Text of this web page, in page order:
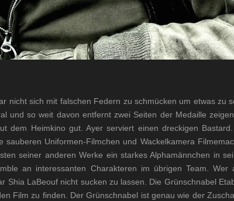
nicht sich mit falschen Federn zu schmücken um etwas zu
und so weit davon entfernt zwei Seiten der Medaille
dem Heimkino gut. Ayer serviert einen dreckigen
Uniformen-Filmchen und Wackelkamera
seiner anderen Werke ein starkes Alphamännchen in
an interessanten Charakteren im übrigen Team.
Shia LaBeouf nicht sucken zu lassen. Die Grünschnabel
Film zu finden. Der Grünschnabel ist genau wie der